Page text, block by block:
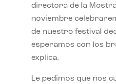
directora de la Mostra
noviembre
de nuestro festival
esperamos con los
explica.
Le pedimos que nos